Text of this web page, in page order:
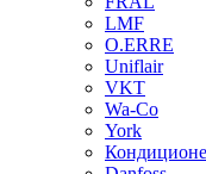
LMF
O.ERRE
Uniflair
VKT
Wa-Co
York